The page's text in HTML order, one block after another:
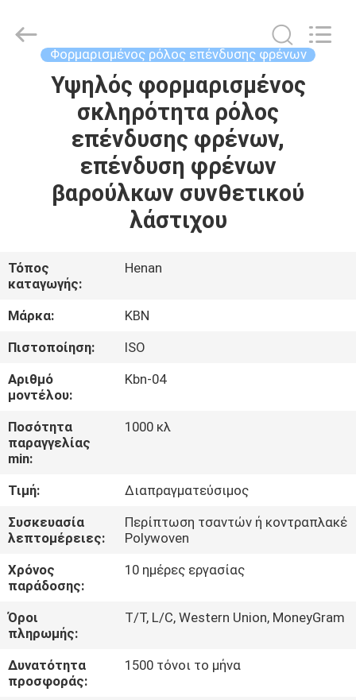
ΣΠΊΤΙ
ΠΡΟΪΌΝΤΑ
ΠΕΡΊΠΟΥ
ΕΜΕΊΣ
ΓΎΡΟΣ
ΕΡΓΟΣΤΑΣΊΩΝ
ΠΟΙΟΤΙΚΌΣ
ΈΛΕΓΧΟΣ
ΜΑΣ
ΕΛΆΤΕ
ΕΠΑΦΉ
ΜΕ
ΖΗΤΉΣΤΕ
ΑΠΌΣΠΑΣΜΑ
SITEMAP
Φορμαρισμένος ρόλος επένδυσης φρένων
Υψηλός φορμαρισμένος
σκληρότητα ρόλος
επένδυσης φρένων,
επένδυση φρένων
βαρούλκων συνθετικού
λάστιχου
Τόπος
καταγωγής:
Henan
Μάρκα:
KBN
Πιστοποίηση:
ISO
Αριθμό
μοντέλου:
Kbn-04
Ποσότητα
παραγγελίας
min:
1000 κλ
Τιμή:
Διαπραγματεύσιμος
Συσκευασία
λεπτομέρειες:
Περίπτωση τσαντών ή κοντραπλακέ
Polywoven
Χρόνος
παράδοσης:
10 ημέρες εργασίας
Όροι
πληρωμής:
T/T, L/C, Western Union, MoneyGram
Δυνατότητα
προσφοράς:
1500 τόνοι το μήνα